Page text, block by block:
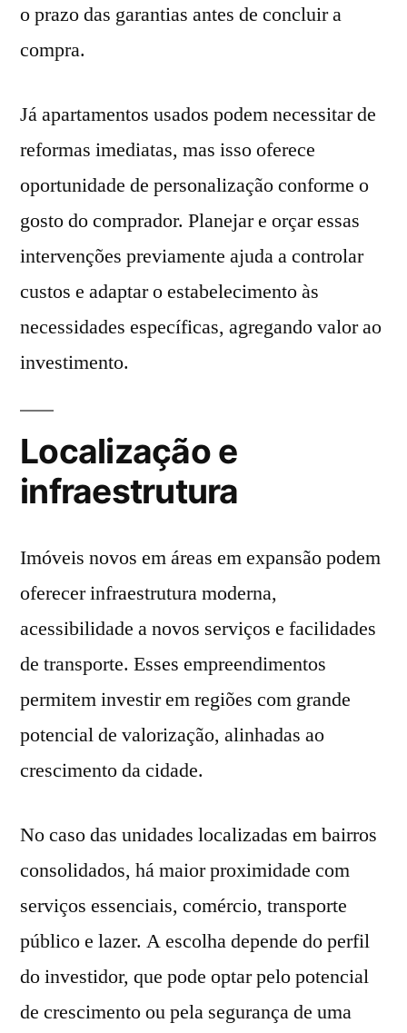
o prazo das garantias antes de concluir a
compra.
Já apartamentos usados podem necessitar de
reformas imediatas, mas isso oferece
oportunidade de personalização conforme o
gosto do comprador. Planejar e orçar essas
intervenções previamente ajuda a controlar
custos e adaptar o estabelecimento às
necessidades específicas, agregando valor ao
investimento.
Localização e
infraestrutura
Imóveis novos em áreas em expansão podem
oferecer infraestrutura moderna,
acessibilidade a novos serviços e facilidades
de transporte. Esses empreendimentos
permitem investir em regiões com grande
potencial de valorização, alinhadas ao
crescimento da cidade.
No caso das unidades localizadas em bairros
consolidados, há maior proximidade com
serviços essenciais, comércio, transporte
público e lazer. A escolha depende do perfil
do investidor, que pode optar pelo potencial
de crescimento ou pela segurança de uma